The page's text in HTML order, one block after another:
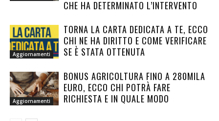
CHE HA DETERMINATO L’INTERVENTO
Aggiornamenti
TORNA LA CARTA DEDICATA A TE, ECCO
CHI NE HA DIRITTO E COME VERIFICARE
SE È STATA OTTENUTA
Aggiornamenti
BONUS AGRICOLTURA FINO A 280MILA
EURO, ECCO CHI POTRÀ FARE
RICHIESTA E IN QUALE MODO